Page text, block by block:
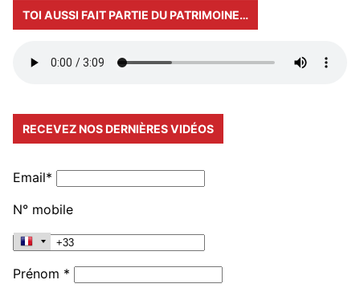
TOI AUSSI FAIT PARTIE DU PATRIMOINE…
RECEVEZ NOS DERNIÈRES VIDÉOS
Email*
N° mobile
Prénom *